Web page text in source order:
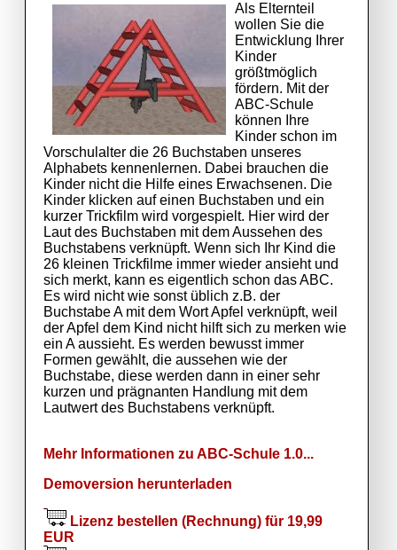
Als Elternteil
wollen Sie die
Entwicklung Ihrer
Kinder
größtmöglich
fördern. Mit der
ABC-Schule
können Ihre
Kinder schon im
Vorschulalter die 26 Buchstaben unseres
Alphabets kennenlernen. Dabei brauchen die
Kinder nicht die Hilfe eines Erwachsenen. Die
Kinder klicken auf einen Buchstaben und ein
kurzer Trickfilm wird vorgespielt. Hier wird der
Laut des Buchstaben mit dem Aussehen des
Buchstabens verknüpft. Wenn sich Ihr Kind die
26 kleinen Trickfilme immer wieder ansieht und
sich merkt, kann es eigentlich schon das ABC.
Es wird nicht wie sonst üblich z.B. der
Buchstabe A mit dem Wort Apfel verknüpft, weil
der Apfel dem Kind nicht hilft sich zu merken wie
ein A aussieht. Es werden bewusst immer
Formen gewählt, die aussehen wie der
Buchstabe, diese werden dann in einer sehr
kurzen und prägnanten Handlung mit dem
Lautwert des Buchstabens verknüpft.
Mehr Informationen zu ABC-Schule 1.0...
Demoversion herunterladen
Lizenz bestellen (Rechnung) für 19,99
EUR